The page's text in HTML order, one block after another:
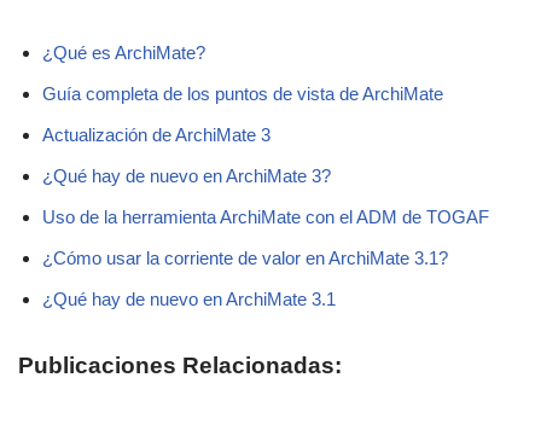
¿Qué es ArchiMate?
Guía completa de los puntos de vista de ArchiMate
Actualización de ArchiMate 3
¿Qué hay de nuevo en ArchiMate 3?
Uso de la herramienta ArchiMate con el ADM de TOGAF
¿Cómo usar la corriente de valor en ArchiMate 3.1?
¿Qué hay de nuevo en ArchiMate 3.1
Publicaciones Relacionadas: